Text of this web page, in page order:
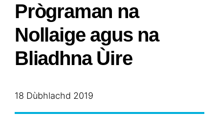
Prògraman na
Nollaige agus na
Bliadhna Ùire
18 Dùbhlachd 2019